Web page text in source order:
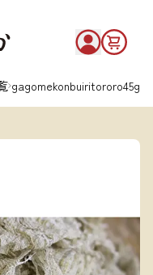
gagomekonbuiritororo45g